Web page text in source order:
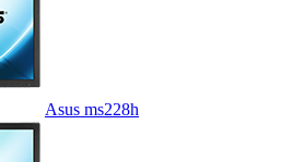
Asus ms228h